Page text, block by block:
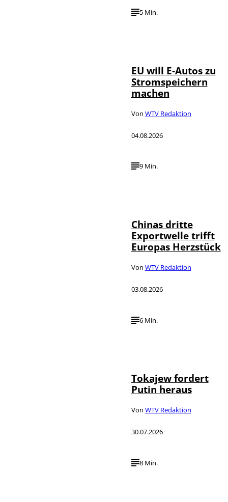
5 Min.
EU will E-Autos zu
Stromspeichern
machen
Von WTV Redaktion
04.08.2026
9 Min.
Chinas dritte
Exportwelle trifft
Europas Herzstück
Von WTV Redaktion
03.08.2026
6 Min.
Tokajew fordert
Putin heraus
Von WTV Redaktion
30.07.2026
8 Min.